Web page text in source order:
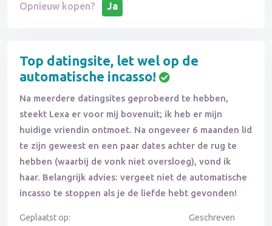
Opnieuw kopen?
Ja
Top datingsite, let wel op de
automatische incasso!
Na meerdere datingsites geprobeerd te hebben,
steekt Lexa er voor mij bovenuit; ik heb er mijn
huidige vriendin ontmoet. Na ongeveer 6 maanden lid
te zijn geweest en een paar dates achter de rug te
hebben (waarbij de vonk niet oversloeg), vond ik
haar. Belangrijk advies: vergeet niet de automatische
incasso te stoppen als je de liefde hebt gevonden!
Geplaatst op:
Geschreven